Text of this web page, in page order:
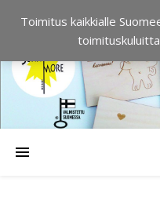
Toimitus kaikkialle